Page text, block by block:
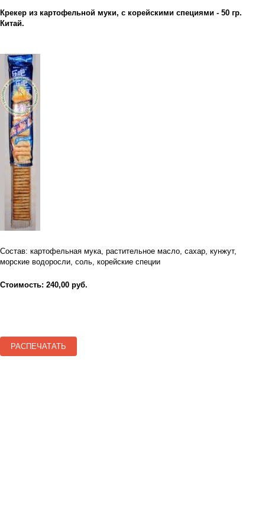
Крекер из картофельной муки, с корейскими специями - 50 гр.
Китай.
Состав: картофельная мука, растительное масло, сахар, кунжут,
морские водоросли, соль, корейские специи
Стоимость: 240,00 руб.
РАСПЕЧАТАТЬ